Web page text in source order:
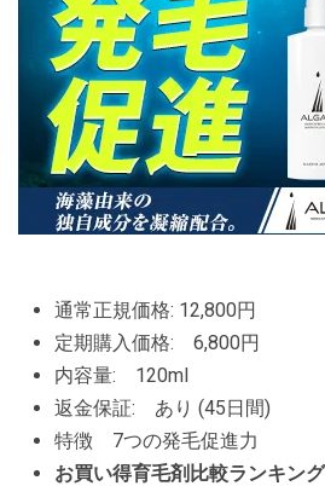
通常正規価格: 12,800円
定期購入価格: 6,800円
内容量: 120ml
返金保証: あり (45日間)
特徴 7つの発毛促進力
お買い得育毛剤比較ランキン